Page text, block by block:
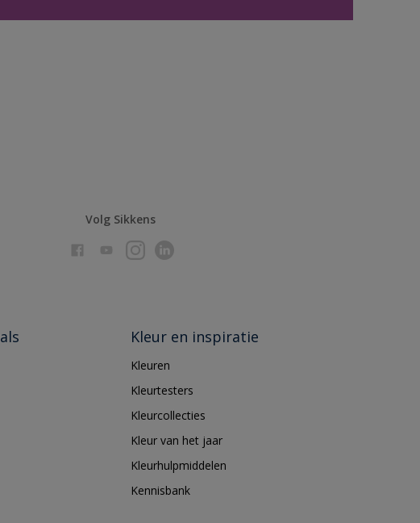
Volg Sikkens
Kleur en inspiratie
Kleuren
Kleurtesters
Kleurcollecties
Kleur van het jaar
Kleurhulpmiddelen
Kennisbank